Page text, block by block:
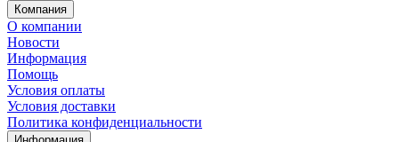
Компания
О компании
Новости
Информация
Помощь
Условия оплаты
Условия доставки
Политика конфиденциальности